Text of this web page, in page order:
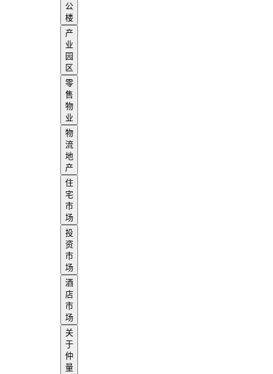
公
楼
产
业
园
区
零
售
物
业
物
流
地
产
住
宅
市
场
投
资
市
场
酒
店
市
场
关
于
仲
量